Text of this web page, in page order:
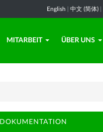
English 中文 (简体)
MITARBEIT ÜBER UNS
DOKUMENTATION